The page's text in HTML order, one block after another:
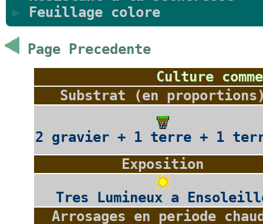
Feuillage colore
Page Precedente
Culture
Substrat (en
2 gravier + 1 terre + 1
Exposition
Tres Lumineux a
Arrosages en periode